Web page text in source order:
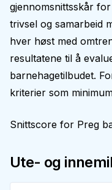
gjennomsnittsskår
trivsel og samarbeid
hver høst med
resultatene til å
barnehagetilbudet.
kriterier som
Snittscore for Preg
Ute- og